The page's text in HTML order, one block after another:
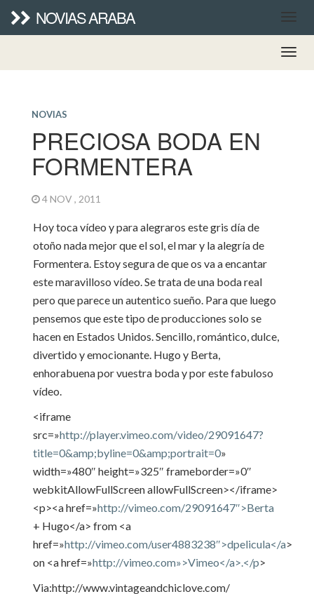
NOVIAS ARABA
NOVIAS
PRECIOSA BODA EN
FORMENTERA
4 NOV , 2011
Hoy toca vídeo y para alegraros este gris día de
otoño nada mejor que el sol, el mar y la alegría de
Formentera. Estoy segura de que os va a encantar
este maravilloso vídeo. Se trata de una boda real
pero que parece un autentico sueño. Para que luego
pensemos que este tipo de producciones solo se
hacen en Estados Unidos. Sencillo, romántico, dulce,
divertido y emocionante. Hugo y Berta,
enhorabuena por vuestra boda y por este fabuloso
vídeo.
<iframe
src=»http://player.vimeo.com/video/29091647?
title=0&amp;byline=0&amp;portrait=0»
width=»480″ height=»325″ frameborder=»0″
webkitAllowFullScreen allowFullScreen></iframe>
<p><a href=»http://vimeo.com/29091647″>Berta
+ Hugo</a> from <a
href=»http://vimeo.com/user4883238″>dpelicula</a>
on <a href=»http://vimeo.com»>Vimeo</a>.</p>
Via:http://www.vintageandchiclove.com/